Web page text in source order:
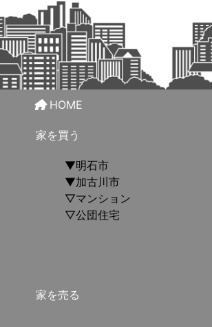
HOME
家を買う
▼明石市
▼加古川市
▽マンション
▽公団住宅
家を売る